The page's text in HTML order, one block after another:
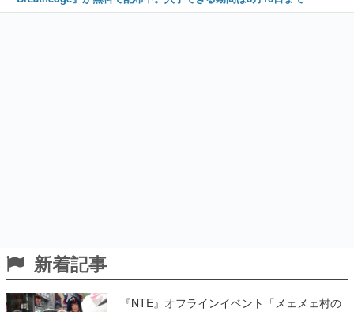
新着記事
『NTE』オフラインイベント「メェメェ村の